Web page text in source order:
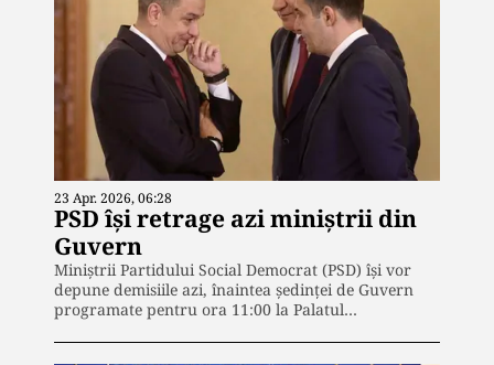
23 Apr. 2026, 06:28
PSD își retrage azi miniștrii din
Guvern
Miniștrii Partidului Social Democrat (PSD) își vor
depune demisiile azi, înaintea ședinței de Guvern
programate pentru ora 11:00 la Palatul…